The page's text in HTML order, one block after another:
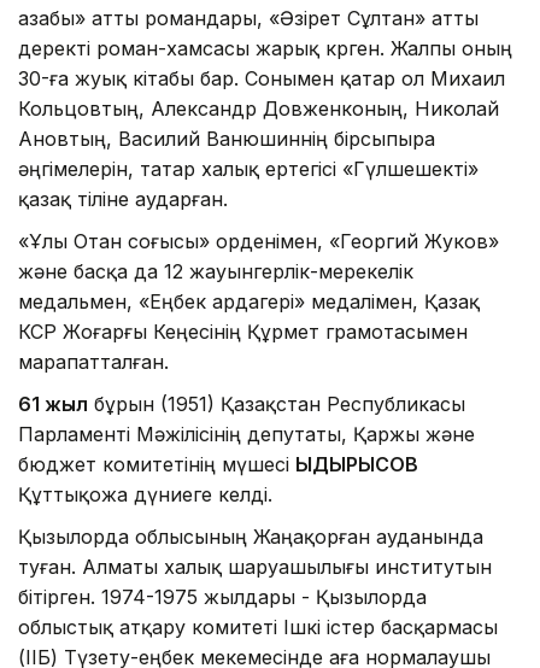
азабы» атты романдары, «Әзірет Сұлтан» атты
деректі роман-хамсасы жарық көрген. Жалпы оның
30-ға жуық кітабы бар. Сонымен қатар ол Михаил
Кольцовтың, Александр Довженконың, Николай
Ановтың, Василий Ванюшиннің бірсыпыра
әңгімелерін, татар халық ертегісі «Гүлшешекті»
қазақ тіліне аударған.
«Ұлы Отан соғысы» орденімен, «Георгий Жуков»
және басқа да 12 жауынгерлік-мерекелік
медальмен, «Еңбек ардагері» медалімен, Қазақ
КСР Жоғарғы Кеңесінің Құрмет грамотасымен
марапатталған.
61 жыл бұрын (1951) Қазақстан Республикасы
Парламенті Мәжілісінің депутаты, Қаржы және
бюджет комитетінің мүшесі ЫДЫРЫСОВ
Құттықожа дүниеге келді.
Қызылорда облысының Жаңақорған ауданында
туған. Алматы халық шаруашылығы институтын
бітірген. 1974-1975 жылдары - Қызылорда
облыстық атқару комитеті Ішкі істер басқармасы
(ІІБ) Түзету-еңбек мекемесінде аға нормалаушы